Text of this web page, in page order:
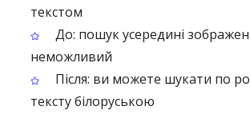
текстом
До: пошук усередині
неможливий
Після: ви можете шукати по
тексту білоруською